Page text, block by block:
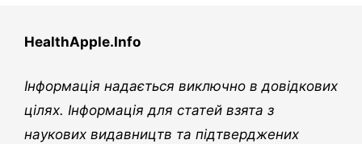
HealthApple.Info
Інформація надається виключно в довідкових
цілях. Інформація для статей взята з
наукових видавництв та підтверджених